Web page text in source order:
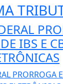
IBS E